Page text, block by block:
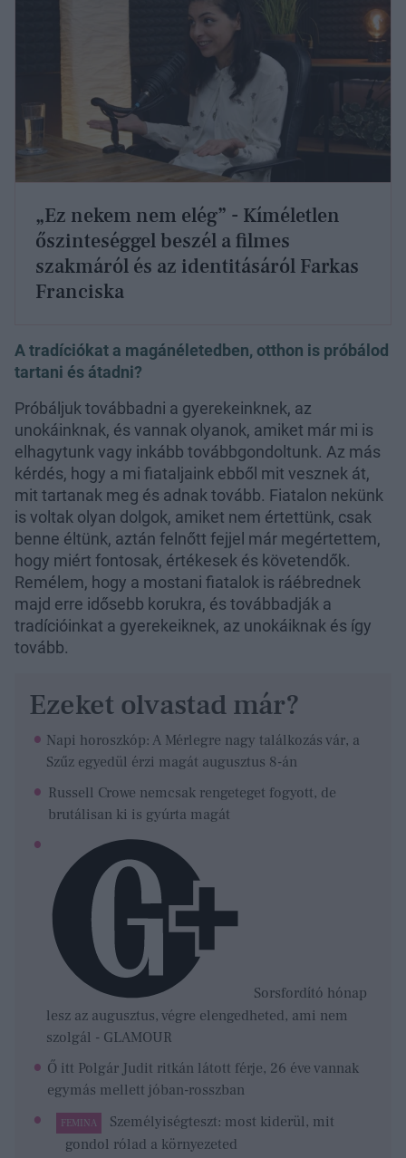
„Ez nekem nem elég” - Kíméletlen
őszinteséggel beszél a filmes
szakmáról és az identitásáról Farkas
Franciska
A tradíciókat a magánéletedben, otthon is próbálod
tartani és átadni?
Próbáljuk továbbadni a gyerekeinknek, az
unokáinknak, és vannak olyanok, amiket már mi is
elhagytunk vagy inkább továbbgondoltunk. Az más
kérdés, hogy a mi fiataljaink ebből mit vesznek át,
mit tartanak meg és adnak tovább. Fiatalon nekünk
is voltak olyan dolgok, amiket nem értettünk, csak
benne éltünk, aztán felnőtt fejjel már megértettem,
hogy miért fontosak, értékesek és követendők.
Remélem, hogy a mostani fiatalok is ráébrednek
majd erre idősebb korukra, és továbbadják a
tradícióinkat a gyerekeiknek, az unokáiknak és így
tovább.
Ezeket olvastad már?
Napi horoszkóp: A Mérlegre nagy találkozás vár, a
Szűz egyedül érzi magát augusztus 8-án
Russell Crowe nemcsak rengeteget fogyott, de
brutálisan ki is gyúrta magát
Sorsfordító hónap
lesz az augusztus, végre elengedheted, ami nem
szolgál - GLAMOUR
Ő itt Polgár Judit ritkán látott férje, 26 éve vannak
egymás mellett jóban-rosszban
FEMINA
Személyiségteszt: most kiderül, mit
gondol rólad a környezeted